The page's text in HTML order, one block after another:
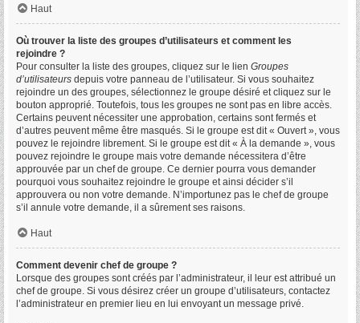
Haut
Où trouver la liste des groupes d’utilisateurs et comment les
rejoindre ?
Pour consulter la liste des groupes, cliquez sur le lien Groupes
d’utilisateurs depuis votre panneau de l’utilisateur. Si vous souhaitez
rejoindre un des groupes, sélectionnez le groupe désiré et cliquez sur le
bouton approprié. Toutefois, tous les groupes ne sont pas en libre accès.
Certains peuvent nécessiter une approbation, certains sont fermés et
d’autres peuvent même être masqués. Si le groupe est dit « Ouvert », vous
pouvez le rejoindre librement. Si le groupe est dit « À la demande », vous
pouvez rejoindre le groupe mais votre demande nécessitera d’être
approuvée par un chef de groupe. Ce dernier pourra vous demander
pourquoi vous souhaitez rejoindre le groupe et ainsi décider s’il
approuvera ou non votre demande. N’importunez pas le chef de groupe
s’il annule votre demande, il a sûrement ses raisons.
Haut
Comment devenir chef de groupe ?
Lorsque des groupes sont créés par l’administrateur, il leur est attribué un
chef de groupe. Si vous désirez créer un groupe d’utilisateurs, contactez
l’administrateur en premier lieu en lui envoyant un message privé.